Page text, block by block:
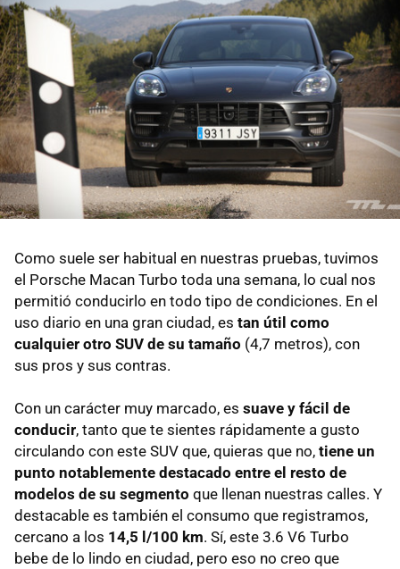
Como suele ser habitual en nuestras pruebas, tuvimos
el Porsche Macan Turbo toda una semana, lo cual nos
permitió conducirlo en todo tipo de condiciones. En el
uso diario en una gran ciudad, es tan útil como
cualquier otro SUV de su tamaño (4,7 metros), con
sus pros y sus contras.
Con un carácter muy marcado, es suave y fácil de
conducir, tanto que te sientes rápidamente a gusto
circulando con este SUV que, quieras que no, tiene un
punto notablemente destacado entre el resto de
modelos de su segmento que llenan nuestras calles. Y
destacable es también el consumo que registramos,
cercano a los 14,5 l/100 km. Sí, este 3.6 V6 Turbo
bebe de lo lindo en ciudad, pero eso no creo que